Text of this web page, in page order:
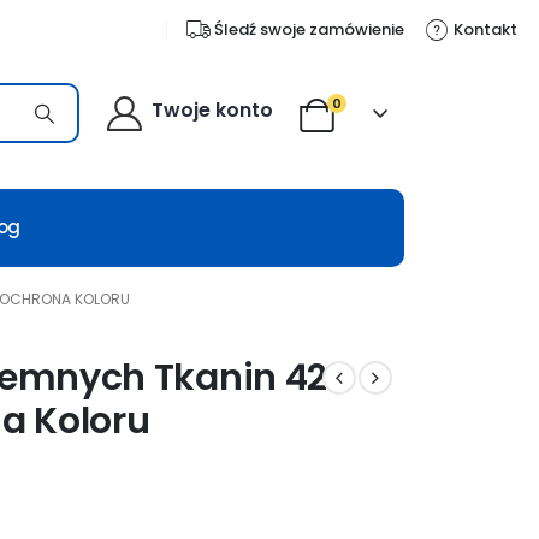
Śledź swoje zamówienie Kontakt
Twoje konto 0
KOLORU
Tkanin 42
Koloru